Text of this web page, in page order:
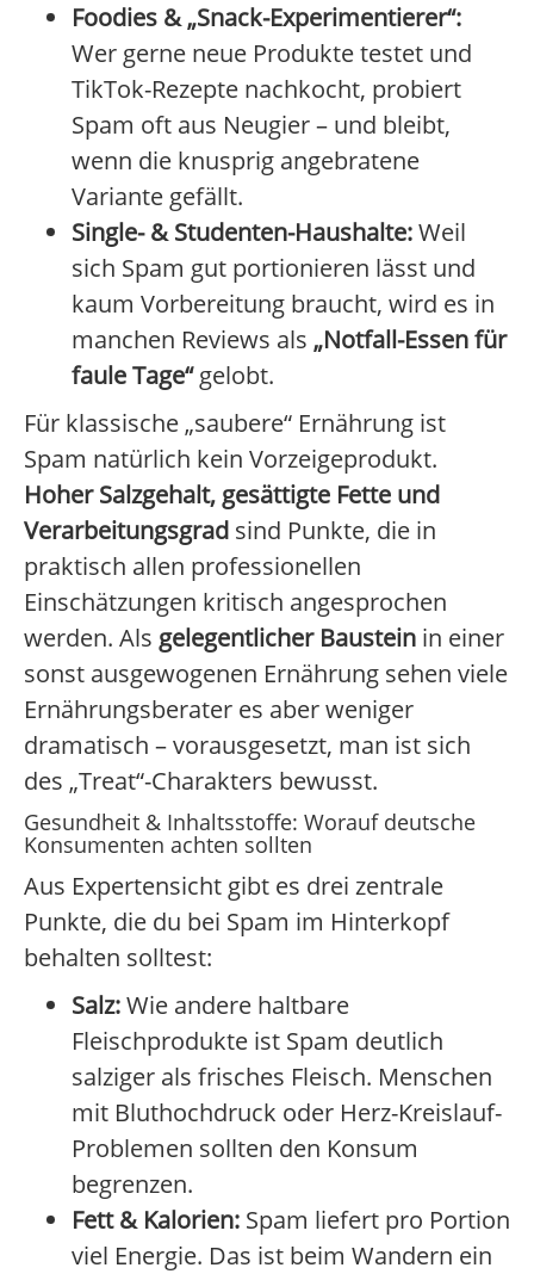
Foodies & „Snack-Experimentierer“:
Wer gerne neue Produkte testet und
TikTok-Rezepte nachkocht, probiert
Spam oft aus Neugier – und bleibt,
wenn die knusprig angebratene
Variante gefällt.
Single- & Studenten-Haushalte:Weil
sich Spam gut portionieren lässt und
kaum Vorbereitung braucht, wird es in
manchen Reviews als „Notfall-Essen für
faule Tage“gelobt.
Für klassische „saubere“ Ernährung ist
Spam natürlich kein Vorzeigeprodukt.
Hoher Salzgehalt, gesättigte Fette und
Verarbeitungsgrad sind Punkte, die in
praktisch allen professionellen
Einschätzungen kritisch angesprochen
werden. Als gelegentlicher Baustein in einer
sonst ausgewogenen Ernährung sehen viele
Ernährungsberater es aber weniger
dramatisch – vorausgesetzt, man ist sich
des „Treat“-Charakters bewusst.
Gesundheit & Inhaltsstoffe: Worauf deutsche
Konsumenten achten sollten
Aus Expertensicht gibt es drei zentrale
Punkte, die du bei Spam im Hinterkopf
behalten solltest:
Salz:Wie andere haltbare
Fleischprodukte ist Spam deutlich
salziger als frisches Fleisch. Menschen
mit Bluthochdruck oder Herz-Kreislauf-
Problemen sollten den Konsum
begrenzen.
Fett & Kalorien: Spam liefert pro Portion
viel Energie. Das ist beim Wandern ein